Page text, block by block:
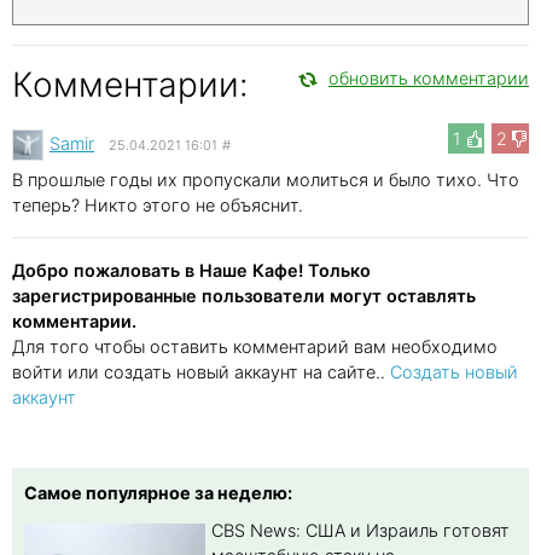
Комментарии: обновить комментарии
1 2
Samir 25.04.2021 16:01 #
В прошлые годы их пропускали молиться и было тихо. Что
теперь? Никто этого не объяснит.
Добро пожаловать в Наше Кафе! Только
зарегистрированные пользователи могут оставлять
комментарии.
Для того чтобы оставить комментарий вам необходимо
войти или создать новый аккаунт на сайте.. Создать новый
аккаунт
Самое популярное за неделю:
CBS News: США и Израиль готовят